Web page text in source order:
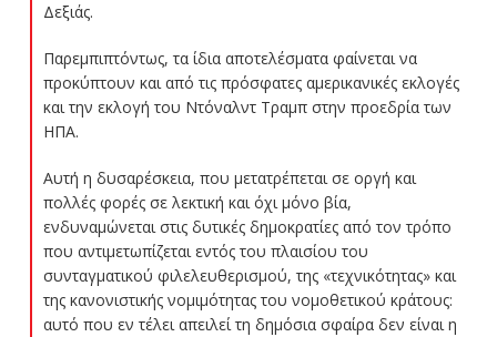
Δεξιάς.
Παρεμπιπτόντως, τα ίδια αποτελέσματα φαίνεται να
προκύπτουν και από τις πρόσφατες αμερικανικές εκλογές
και την εκλογή του Ντόναλντ Τραμπ στην προεδρία των
ΗΠΑ.
Αυτή η δυσαρέσκεια, που μετατρέπεται σε οργή και
πολλές φορές σε λεκτική και όχι μόνο βία,
ενδυναμώνεται στις δυτικές δημοκρατίες από τον τρόπο
που αντιμετωπίζεται εντός του πλαισίου του
συνταγματικού φιλελευθερισμού, της «τεχνικότητας» και
της κανονιστικής νομιμότητας του νομοθετικού κράτους:
αυτό που εν τέλει απειλεί τη δημόσια σφαίρα δεν είναι η